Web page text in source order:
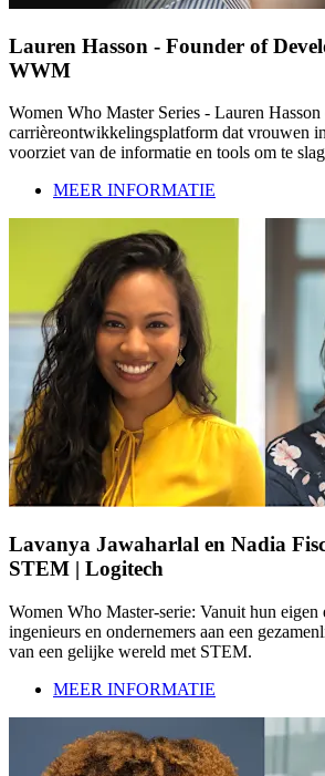
Lauren Hasson - Founder of
WWM
Women Who Master Series - Lauren Hasson
carrièreontwikkelingsplatform dat vrouwen
voorziet van de informatie en tools om te
MEER INFORMATIE
Lavanya Jawaharlal en Nadia
STEM | Logitech
Women Who Master-serie: Vanuit hun eigen
ingenieurs en ondernemers aan een
van een gelijke wereld met STEM.
MEER INFORMATIE